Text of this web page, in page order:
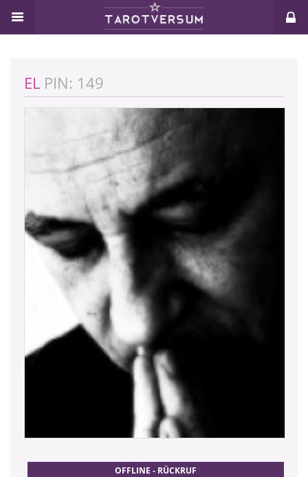
EL PIN: 149
OFFLINE - RÜCKRUF